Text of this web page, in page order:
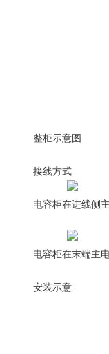
整柜示意图
接线方式
电容柜在进线侧
电容柜在末端主
安装示意